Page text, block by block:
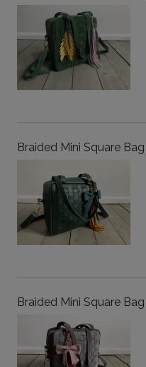
Braided Mini Square
Braided Mini Square